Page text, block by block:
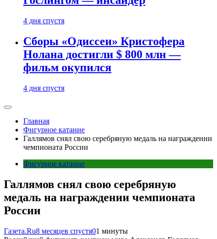
4 дня спустя
Сборы «Одиссеи» Кристофера
Нолана достигли $ 800 млн —
фильм окупился
4 дня спустя
Главная
Фигурное катание
Галлямов снял свою серебряную медаль на награждении
чемпионата России
Фигурное катание
Галлямов снял свою серебряную
медаль на награждении чемпионата
России
Газета.Ru8 месяцев спустя01 минуты